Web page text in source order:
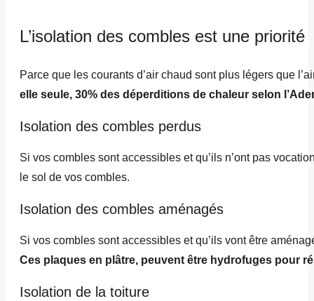
L’isolation des combles est une priorité
Parce que les courants d’air chaud sont plus légers que
elle seule, 30% des déperditions de chaleur selon
Isolation des combles perdus
Si vos combles sont accessibles et qu’ils n’ont pas
le sol de vos combles.
Isolation des combles aménagés
Si vos combles sont accessibles et qu’ils vont être
Ces plaques en plâtre, peuvent être hydrofuges pour
Isolation de la toiture